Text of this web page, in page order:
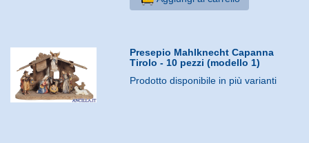
Presepio Mahlknecht Capanna
Tirolo - 10 pezzi (modello 1)
Prodotto disponibile in più varianti